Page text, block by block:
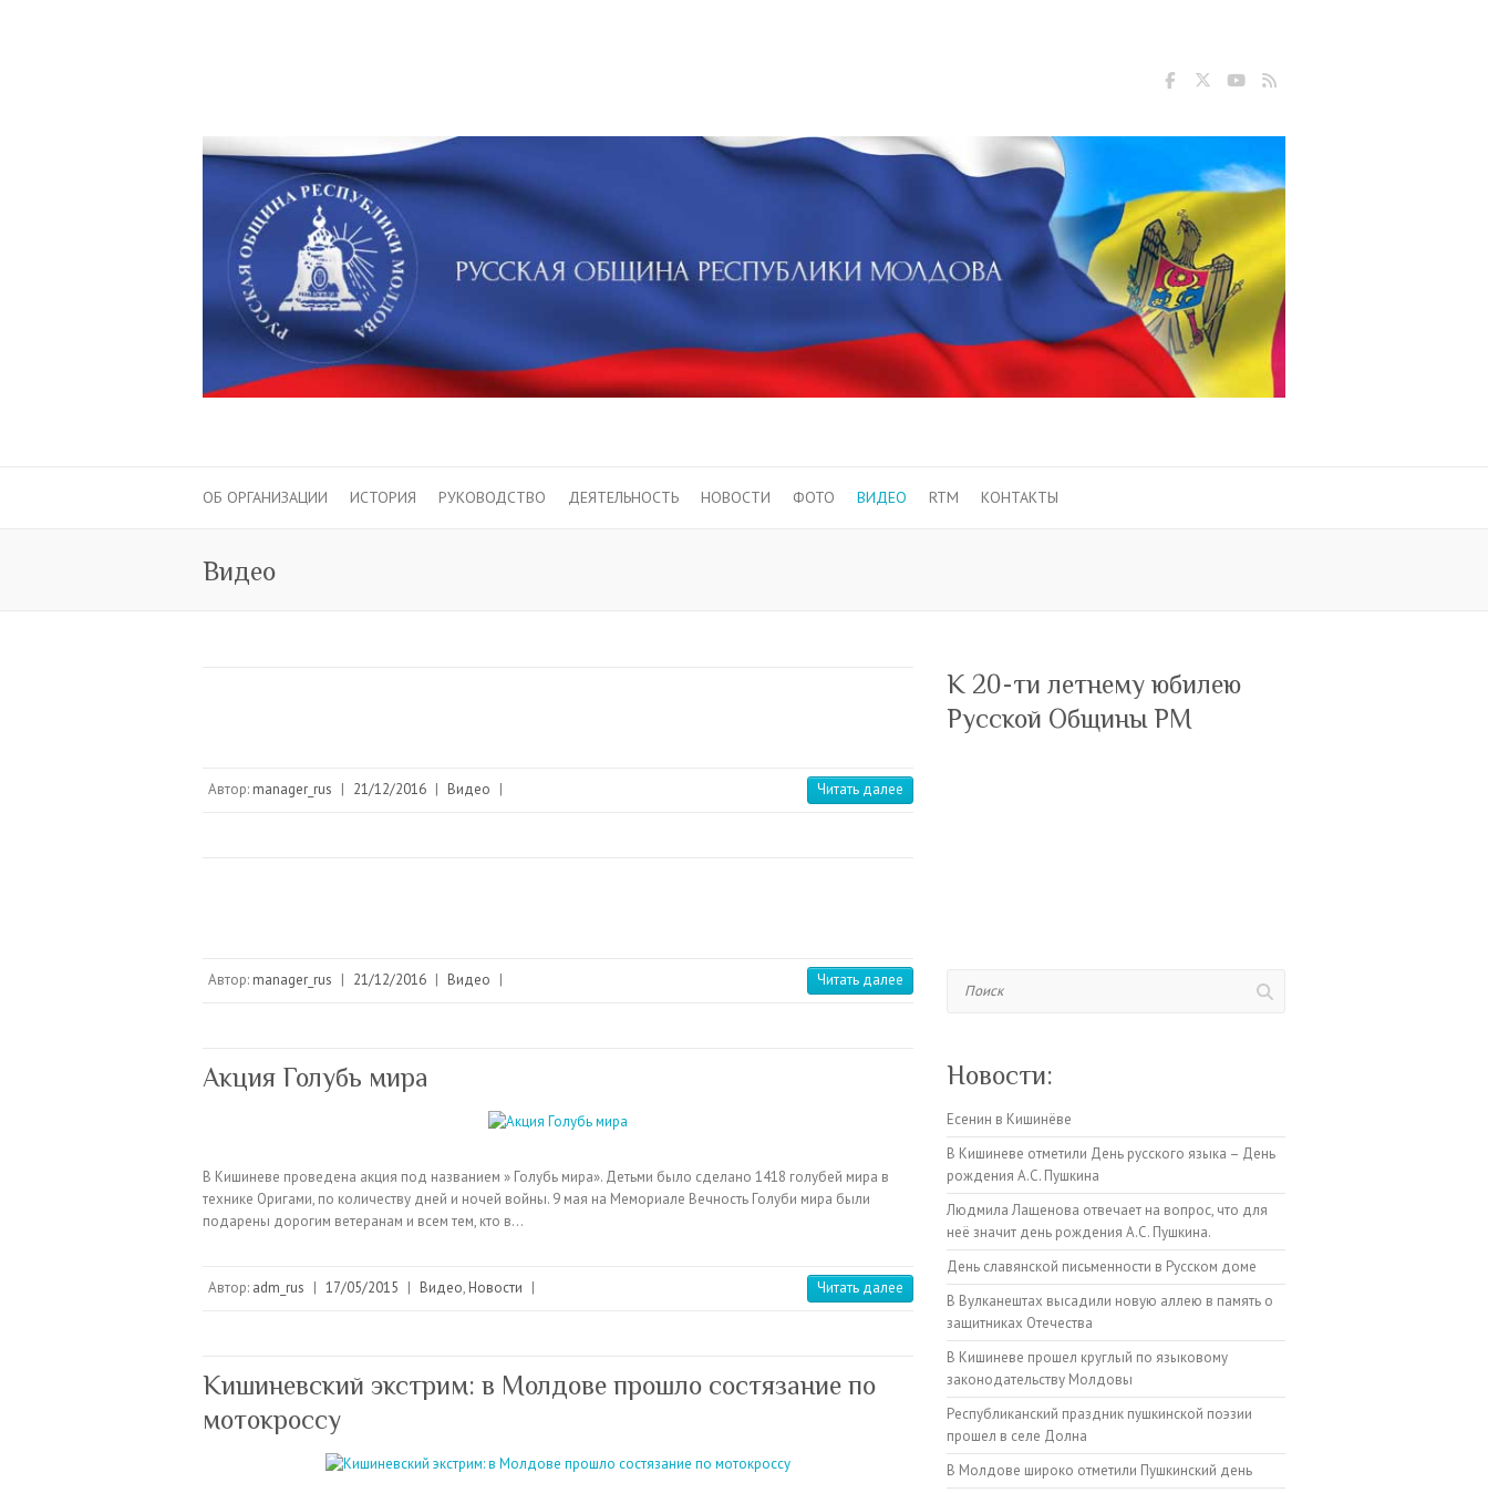
ОБ ОРГАНИЗАЦИИ ИСТОРИЯ РУКОВОДСТВО ДЕЯТЕЛЬНОСТЬ НОВОСТИ ФОТО ВИДЕО RTM КОНТАКТЫ
Видео
Автор: manager_rus | 21/12/2016 | Видео | Читать далее
Автор: manager_rus | 21/12/2016 | Видео | Читать далее
Акция Голубь мира
В Кишиневе проведена акция под названием » Голубь мира». Детьми было сделано 1418 голубей мира в
технике Оригами, по количеству дней и ночей войны. 9 мая на Мемориале Вечность Голуби мира были
подарены дорогим ветеранам и всем тем, кто в…
Автор: adm_rus | 17/05/2015 | Видео, Новости | Читать далее
Кишиневский экстрим: в Молдове прошло состязание по
мотокроссу
К 20-ти летнему юбилею
Русской Общины РМ
Новости:
Есенин в Кишинёве
В Кишиневе отметили День русского языка – День
рождения А.С. Пушкина
Людмила Лащенова отвечает на вопрос, что для
неё значит день рождения А.С. Пушкина.
День славянской письменности в Русском доме
В Вулканештах высадили новую аллею в память о
защитниках Отечества
В Кишиневе прошел круглый по языковому
законодательству Молдовы
Республиканский праздник пушкинской поэзии
прошел в селе Долна
В Молдове широко отметили Пушкинский день